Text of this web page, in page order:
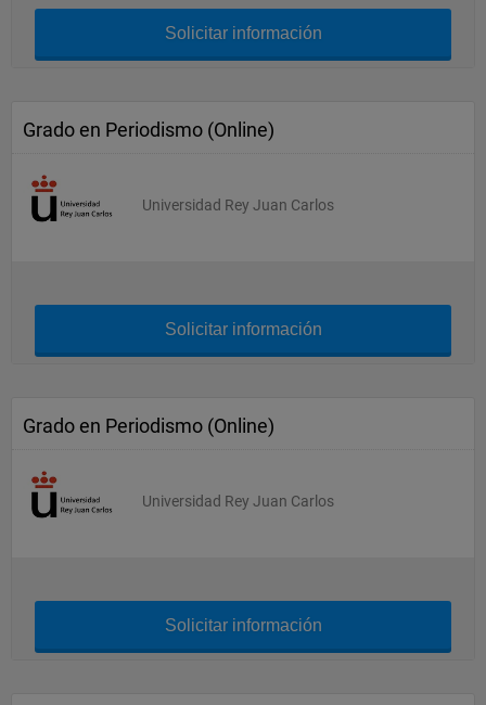
Solicitar información
Grado en Periodismo (Online)
Universidad Rey Juan Carlos
Solicitar información
Grado en Periodismo (Online)
Universidad Rey Juan Carlos
Solicitar información